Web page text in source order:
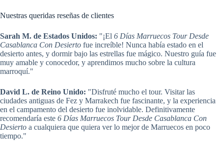
Nuestras queridas reseñas de clientes
Sarah M. de Estados Unidos: "¡El 6 Días Marruecos Tour Desde
Casablanca Con Desierto fue increíble! Nunca había estado en el
desierto antes, y dormir bajo las estrellas fue mágico. Nuestro guía fue
muy amable y conocedor, y aprendimos mucho sobre la cultura
marroquí."
David L. de Reino Unido: "Disfruté mucho el tour. Visitar las
ciudades antiguas de Fez y Marrakech fue fascinante, y la experiencia
en el campamento del desierto fue inolvidable. Definitivamente
recomendaría este 6 Días Marruecos Tour Desde Casablanca Con
Desierto a cualquiera que quiera ver lo mejor de Marruecos en poco
tiempo."